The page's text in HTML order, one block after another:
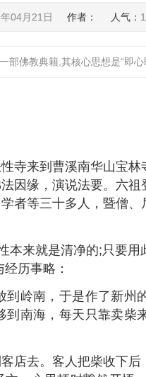
04月21日 作者： 人气：
佛教典籍,其核心思想是“即心
来到曹溪南华山宝林
因缘，演说法要。六
者等三十多人，暨僧
来就是清净的;只要用
历事略：
岭南，于是作了新州
南海，每天只靠卖柴
去。客人把柴收下后